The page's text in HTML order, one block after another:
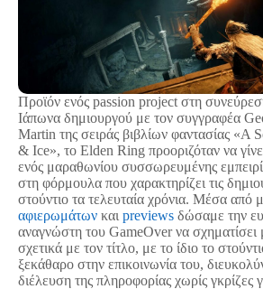
Προϊόν ενός passion project στη
Ιάπωνα δημιουργού με τον συγγραφέα
Martin της σειράς βιβλίων φαντασίας «A
& Ice», το Elden Ring προοριζόταν να
ενός μαραθωνίου συσσωρευμένης
στη φόρμουλα που χαρακτηρίζει τις
στούντιο τα τελευταία χρόνια. Μέσα από
αφιερωμάτων και previews δώσαμε την
αναγνώστη του GameΟver να σχηματίσει
σχετικά με τον τίτλο, με το ίδιο το
ξεκάθαρο στην επικοινωνία του,
διέλευση της πληροφορίας χωρίς γκρίζες